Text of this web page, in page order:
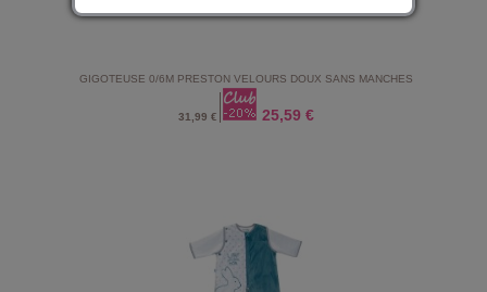
GIGOTEUSE 0/6M PRESTON VELOURS DOUX SANS MANCHES
31,99 € 25,59 €